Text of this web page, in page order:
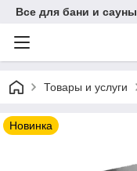
Все для бани и сауны
Товары и услуги
Новинка